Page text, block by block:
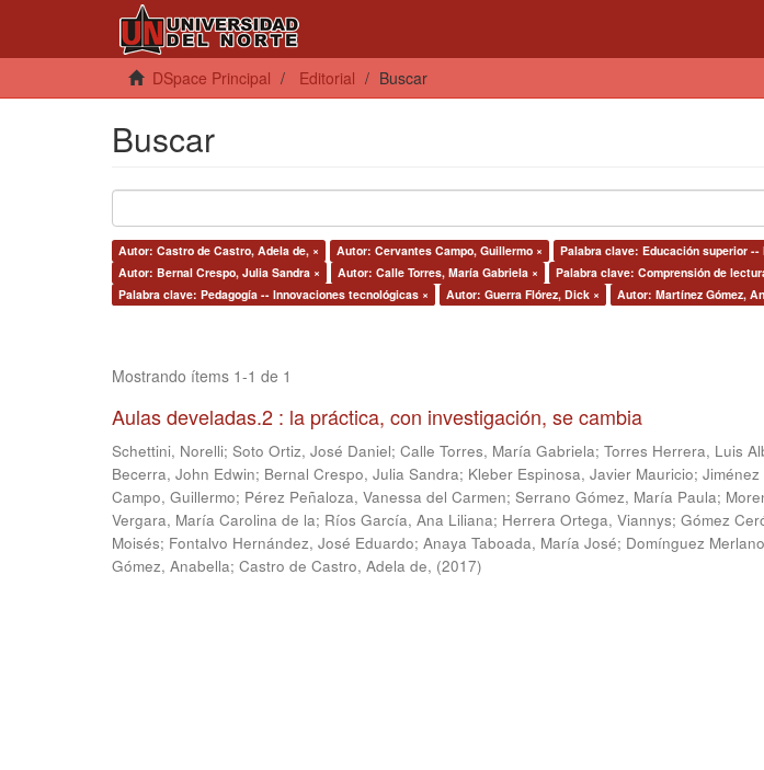
DSpace Principal Editorial Buscar
Buscar
Autor: Castro de Castro, Adela de, × Autor: Cervantes Campo, Guillermo ×
Palabra clave: Educación superior
Autor: Bernal Crespo, Julia Sandra ×
Autor: Calle Torres, María Gabriela ×
Palabra clave: Comprensión de
Palabra clave: Pedagogía -- Innovaciones tecnológicas ×
Autor: Guerra Flórez, Dick × Autor: Martínez Gómez,
Mostrando ítems 1-1 de 1
Aulas develadas.2 : la práctica, con investigación, se cambia
Schettini, Norelli; Soto Ortiz, José Daniel; Calle Torres, María Gabriela; Torres Herrera, Luis
Becerra, John Edwin; Bernal Crespo, Julia Sandra; Kleber Espinosa, Javier Mauricio;
Campo, Guillermo; Pérez Peñaloza, Vanessa del Carmen; Serrano Gómez, María Paula;
Vergara, María Carolina de la; Ríos García, Ana Liliana; Herrera Ortega, Viannys; Gómez
Moisés; Fontalvo Hernández, José Eduardo; Anaya Taboada, María José; Domínguez
Gómez, Anabella; Castro de Castro, Adela de, (2017)